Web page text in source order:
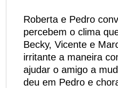
Roberta e Pedro
percebem o clima
Becky, Vicente e
irritante a maneira
ajudar o amigo a
deu em Pedro e